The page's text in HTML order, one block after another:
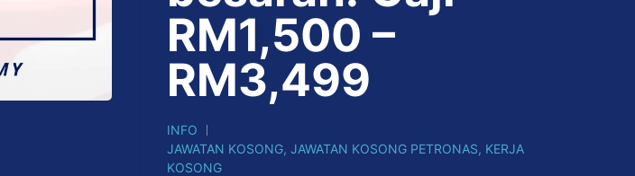
RM1,500 –
RM3,499
INFO
JAWATAN KOSONG, JAWATAN KOSONG PETRONAS, KERJA
KOSONG